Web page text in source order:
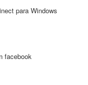
para Windows
facebook